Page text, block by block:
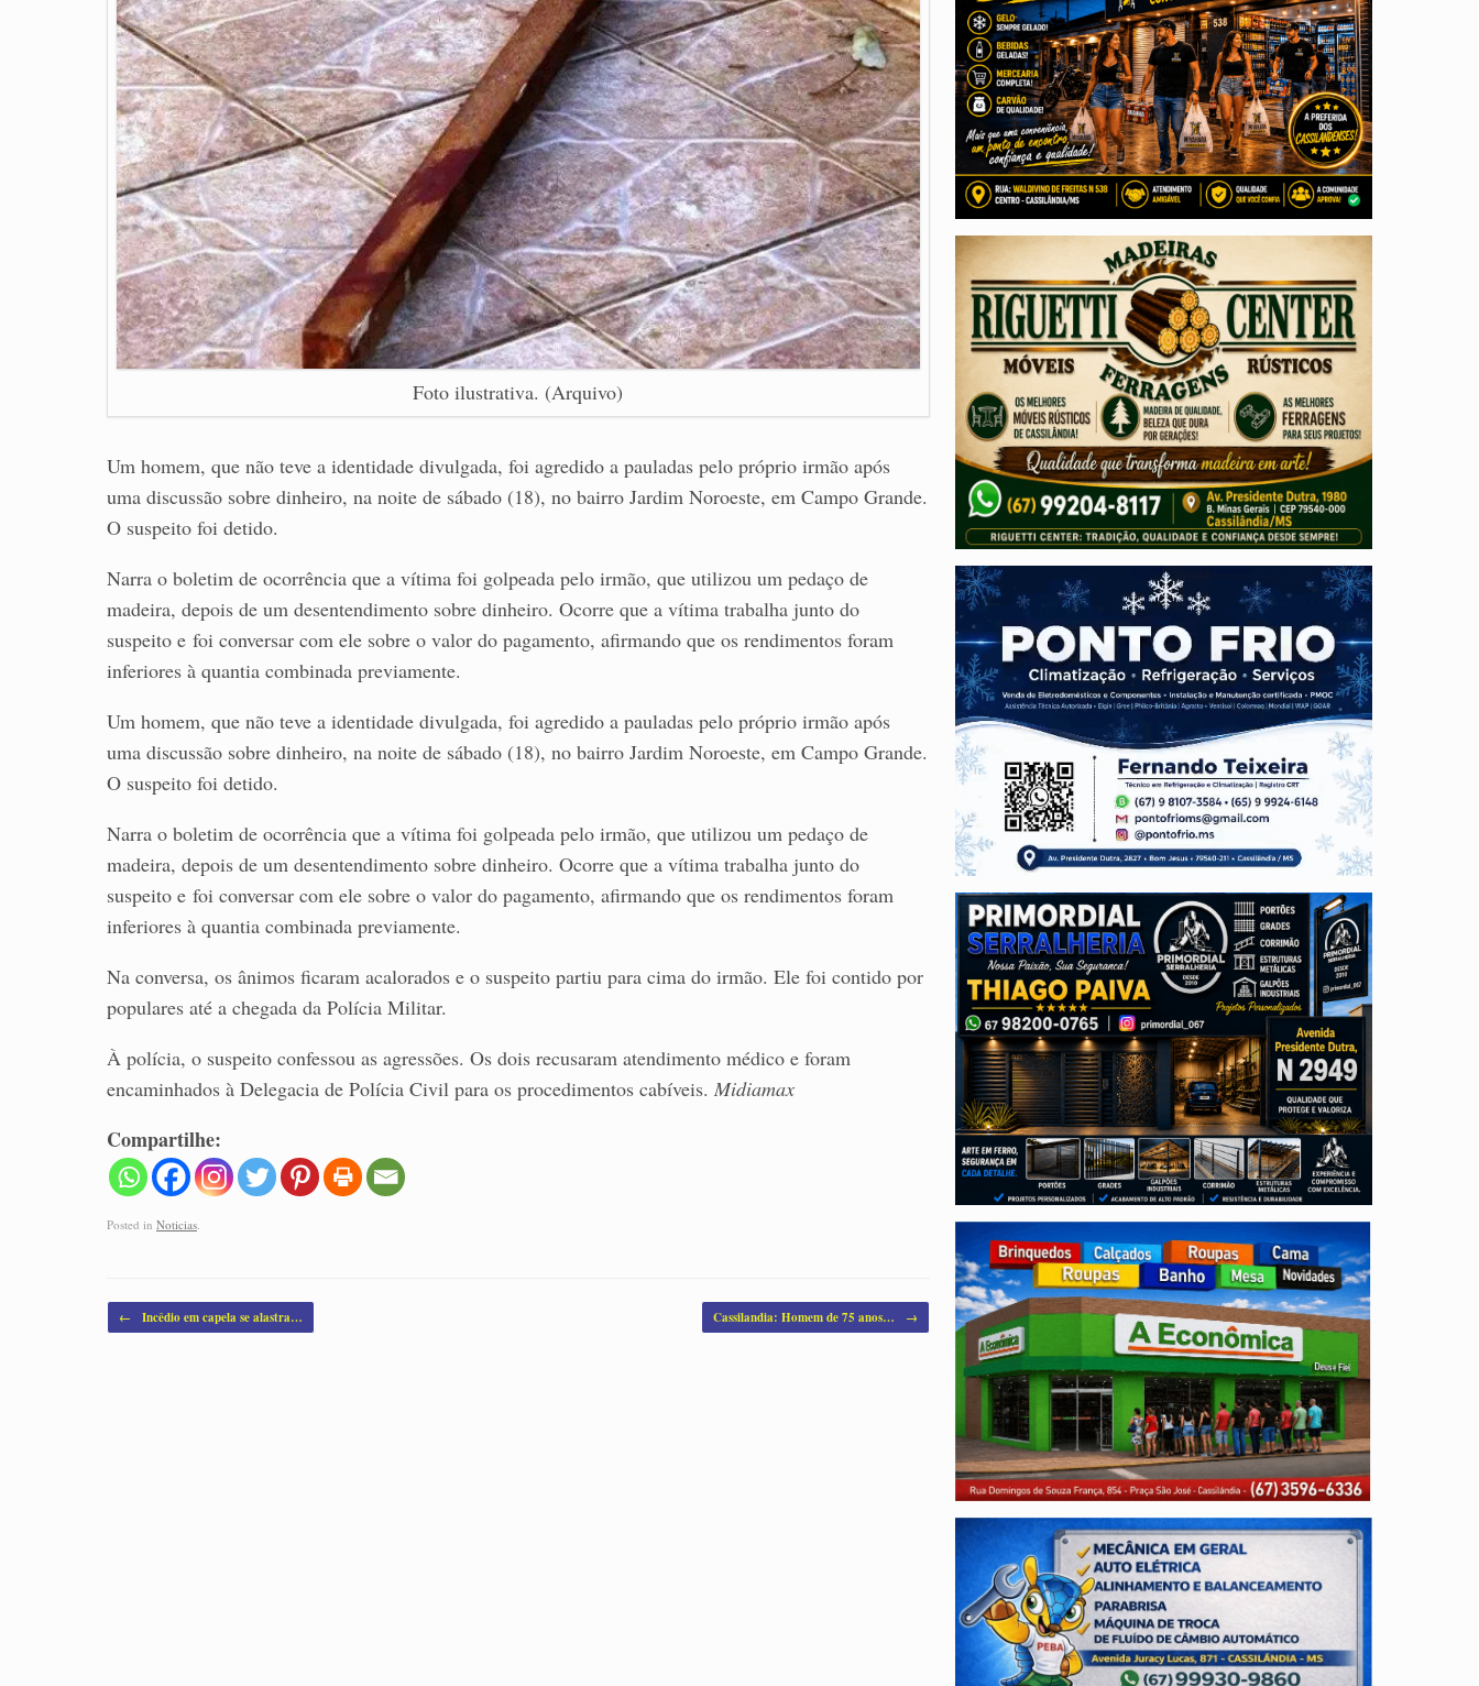
Foto ilustrativa. (Arquivo)
Um homem, que não teve a identidade divulgada, foi agredido a pauladas pelo próprio irmão após
uma discussão sobre dinheiro, na noite de sábado (18), no bairro Jardim Noroeste, em Campo Grande.
O suspeito foi detido.
Narra o boletim de ocorrência que a vítima foi golpeada pelo irmão, que utilizou um pedaço de
madeira, depois de um desentendimento sobre dinheiro. Ocorre que a vítima trabalha junto do
suspeito e foi conversar com ele sobre o valor do pagamento, afirmando que os rendimentos foram
inferiores à quantia combinada previamente.
Um homem, que não teve a identidade divulgada, foi agredido a pauladas pelo próprio irmão após
uma discussão sobre dinheiro, na noite de sábado (18), no bairro Jardim Noroeste, em Campo Grande.
O suspeito foi detido.
Narra o boletim de ocorrência que a vítima foi golpeada pelo irmão, que utilizou um pedaço de
madeira, depois de um desentendimento sobre dinheiro. Ocorre que a vítima trabalha junto do
suspeito e foi conversar com ele sobre o valor do pagamento, afirmando que os rendimentos foram
inferiores à quantia combinada previamente.
Na conversa, os ânimos ficaram acalorados e o suspeito partiu para cima do irmão. Ele foi contido por
populares até a chegada da Polícia Militar.
À polícia, o suspeito confessou as agressões. Os dois recusaram atendimento médico e foram
encaminhados à Delegacia de Polícia Civil para os procedimentos cabíveis. Midiamax
Compartilhe:
Posted in Noticias.
Post navigation
← Incêdio em capela se alastra… Cassilandia: Homem de 75 anos… →